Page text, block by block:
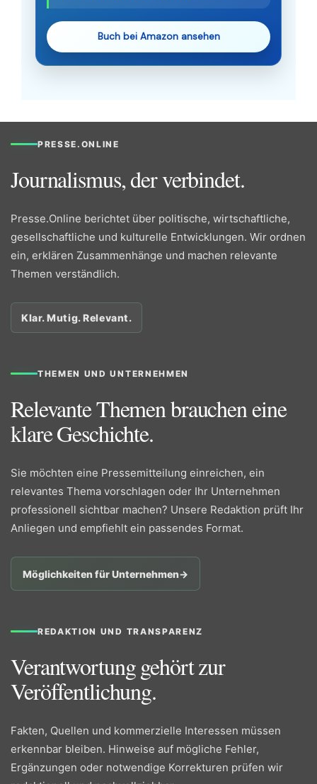
Buch bei Amazon ansehen
PRESSE.ONLINE
Journalismus, der verbindet.
Presse.Online berichtet über politische, wirtschaftliche,
gesellschaftliche und kulturelle Entwicklungen. Wir ordnen
ein, erklären Zusammenhänge und machen relevante
Themen verständlich.
Klar. Mutig. Relevant.
THEMEN UND UNTERNEHMEN
Relevante Themen brauchen eine
klare Geschichte.
Sie möchten eine Pressemitteilung einreichen, ein
relevantes Thema vorschlagen oder Ihr Unternehmen
professionell sichtbar machen? Unsere Redaktion prüft Ihr
Anliegen und empfiehlt ein passendes Format.
Möglichkeiten für Unternehmen→
REDAKTION UND TRANSPARENZ
Verantwortung gehört zur
Veröffentlichung.
Fakten, Quellen und kommerzielle Interessen müssen
erkennbar bleiben. Hinweise auf mögliche Fehler,
Ergänzungen oder notwendige Korrekturen prüfen wir